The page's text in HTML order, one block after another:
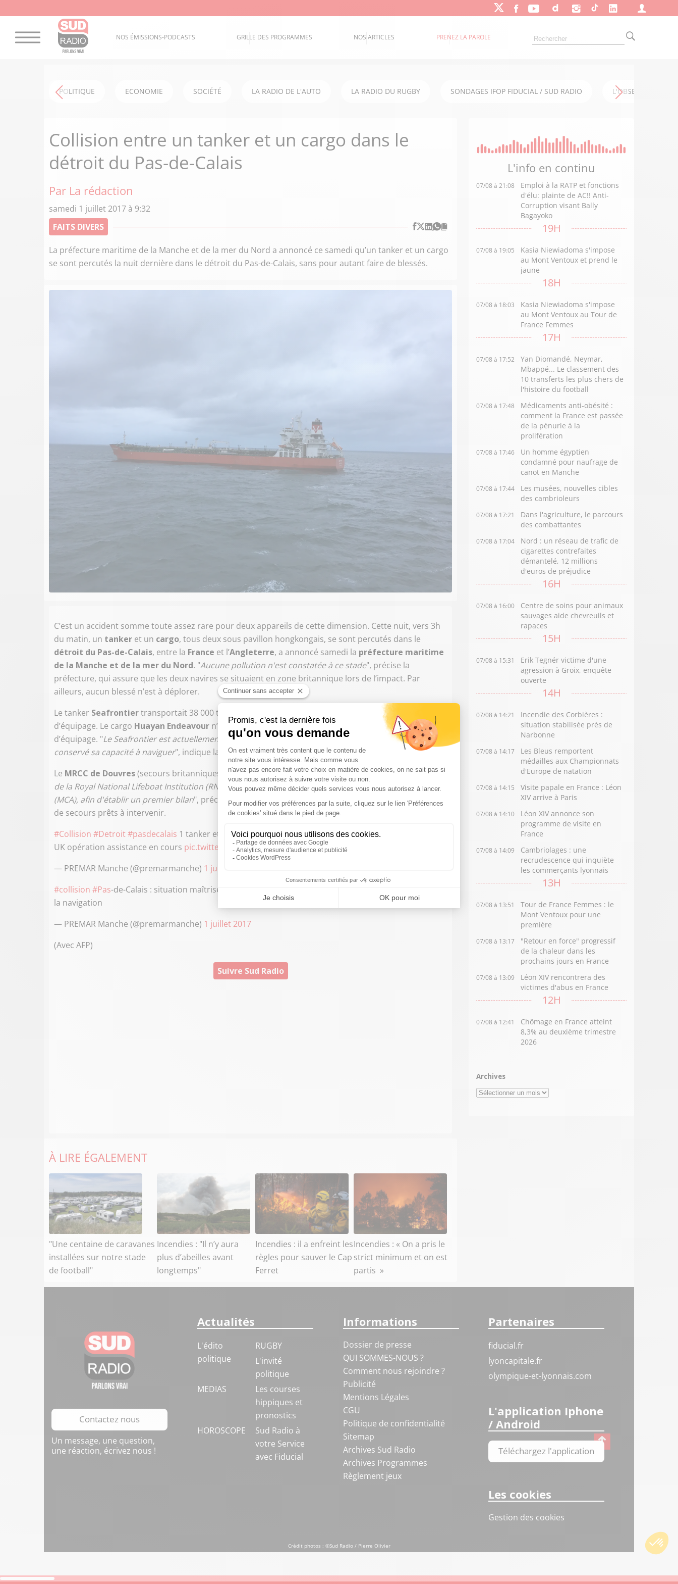
NOS ÉMISSIONS-PODCASTS GRILLE DES PROGRAMMES NOS ARTICLES PRENEZ LA PAROLE
POLITIQUE ECONOMIE SOCIÉTÉ LA RADIO DE L'AUTO LA RADIO DU RUGBY SONDAGES IFOP FIDUCIAL / SUD RADIO L'OBSERVATOIRE
Collision entre un tanker et un cargo dans le
détroit du Pas-de-Calais
Par La rédaction
samedi 1 juillet 2017 à 9:32
FAITS DIVERS
La préfecture maritime de la Manche et de la mer du Nord a annoncé ce samedi qu’un tanker et un cargo
se sont percutés la nuit dernière dans le détroit du Pas-de-Calais, sans pour autant faire de blessés.
C’est un accident somme toute assez rare pour deux appareils de cette dimension. Cette nuit, vers 3h
du matin, un tanker et un cargo, tous deux sous pavillon hongkongais, se sont percutés dans le
détroit du Pas-de-Calais, entre la France et l’Angleterre, a annoncé samedi la préfecture maritime
de la Manche et de la mer du Nord. "Aucune pollution n'est constatée à ce stade", précise la
préfecture, qui assure que les deux navires se situaient en zone britannique lors de l’impact. Par
ailleurs, aucun blessé n’est à déplorer.
Le tanker Seafrontiertransportait 38 000 tonnes d’hydrocarbures à son bord, avec 27 membres
d’équipage. Le cargo Huayan Endeavour n’avait, lui, pas de cargaison à bord et comptait 22 membres
d’équipage. "Le Seafrontier est actuellement en dérive suivie et le Huayan Endeavour a signalé avoir
conservé sa capacité à naviguer", indique la préfecture.
Le MRCC de Douvres(secours britanniques), qui coordonne cette opération, "a engagé deux vedettes
de la Royal National Lifeboat Institution (RNLI) et deux hélicoptères du Maritime Crossguard Agency
(MCA), afin d'établir un premier bilan", précise enfin la préfecture, qui a également mobilisé des navires
de secours prêts à intervenir.
#Collision #Detroit#pasdecalais 1 tanker et 1 vraquier#AbeilleLanguedoc @MarineNationale
UK opération assistance en cours pic.twitter.com/mzYpJq6QZm
— PREMAR Manche (@premarmanche) 1 juillet 2017
#collision #Pas-de-Calais : situation maîtrisée, coque intègre, pas de risque de pollution ni danger pour
la navigation
— PREMAR Manche (@premarmanche) 1 juillet 2017
(Avec AFP)
Suivre Sud Radio
À LIRE ÉGALEMENT
"Une centaine de caravanes
installées sur notre stade
de football"
Incendies : "Il n’y aura
plus d’abeilles avant
longtemps"
Incendies : il a enfreint les
règles pour sauver le Cap
Ferret
Incendies : « On a pris le
strict minimum et on est
partis »
L'info en continu
07/08 à 21:08
Emploi à la RATP et fonctions
d'élu: plainte de AC!! Anti-
Corruption visant Bally
Bagayoko
19H
07/08 à 19:05
Kasia Niewiadoma s'impose
au Mont Ventoux et prend le
jaune
18H
07/08 à 18:03
Kasia Niewiadoma s'impose
au Mont Ventoux au Tour de
France Femmes
17H
07/08 à 17:52
Yan Diomandé, Neymar,
Mbappé... Le classement des
10 transferts les plus chers de
l'histoire du football
07/08 à 17:48
Médicaments anti-obésité :
comment la France est passée
de la pénurie à la
prolifération
07/08 à 17:46
Un homme égyptien
condamné pour naufrage de
canot en Manche
07/08 à 17:44
Les musées, nouvelles cibles
des cambrioleurs
07/08 à 17:21
Dans l'agriculture, le parcours
des combattantes
07/08 à 17:04
Nord : un réseau de trafic de
cigarettes contrefaites
démantelé, 12 millions
d'euros de préjudice
16H
07/08 à 16:00
Centre de soins pour animaux
sauvages aide chevreuils et
rapaces
15H
07/08 à 15:31
Erik Tegnér victime d'une
agression à Groix, enquête
ouverte
14H
07/08 à 14:21
Incendie des Corbières :
situation stabilisée près de
Narbonne
07/08 à 14:17
Les Bleus remportent
médailles aux Championnats
d'Europe de natation
07/08 à 14:15
Visite papale en France : Léon
XIV arrive à Paris
07/08 à 14:10
Léon XIV annonce son
programme de visite en
France
07/08 à 14:09
Cambriolages : une
recrudescence qui inquiète
les commerçants lyonnais
13H
07/08 à 13:51
Tour de France Femmes : le
Mont Ventoux pour une
première
07/08 à 13:17
"Retour en force" progressif
de la chaleur dans les
prochains jours en France
07/08 à 13:09
Léon XIV rencontrera des
victimes d'abus en France
12H
07/08 à 12:41
Chômage en France atteint
8,3% au deuxième trimestre
2026
Archives
Archives
Contactez nous
Un message, une question,
une réaction, écrivez nous !
Actualités
L'édito
politique
RUGBY
L'invité
politique
MEDIAS
Les courses
hippiques et
pronostics
HOROSCOPE
Sud Radio à
votre Service
avec Fiducial
Informations
Dossier de presse
QUI SOMMES-NOUS ?
Comment nous rejoindre ?
Publicité
Mentions Légales
CGU
Politique de confidentialité
Sitemap
Archives Sud Radio
Archives Programmes
Règlement jeux
Partenaires
fiducial.fr
lyoncapitale.fr
olympique-et-lyonnais.com
L'application Iphone
/ Android
Téléchargez l'application
Les cookies
Gestion des cookies
Crédit photos : ©Sud Radio / Pierre Olivier